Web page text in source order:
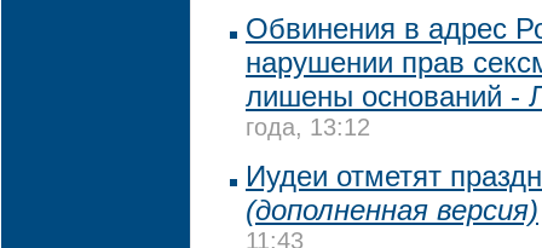
Обвинения в адрес
нарушении прав
лишены оснований -
года, 13:12
Иудеи отметят
(дополненная версия)